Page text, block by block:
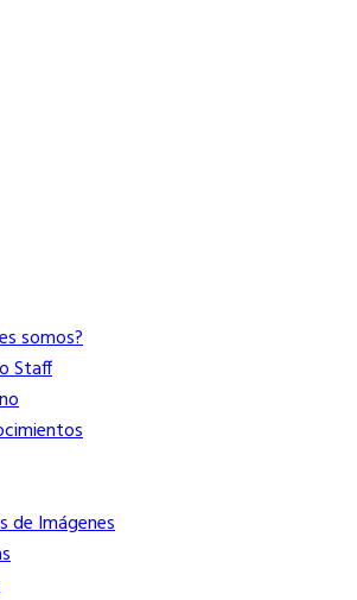
somos?
Staff
de Imágenes